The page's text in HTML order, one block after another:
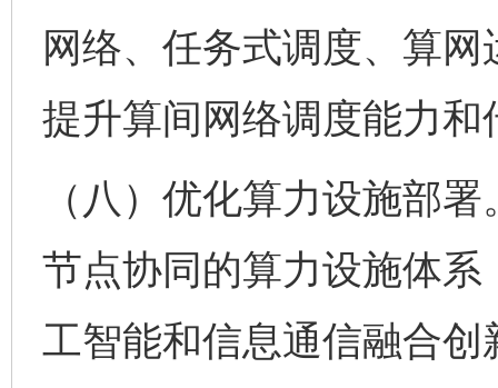
网络、任务式调度、算
提升算间网络调度能力
（八）优化算力设施部
节点协同的算力设施体
工智能和信息通信融合